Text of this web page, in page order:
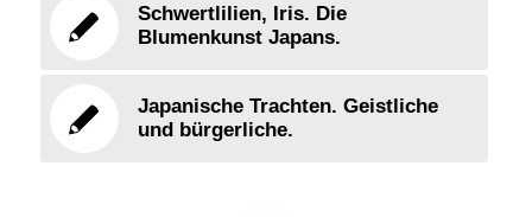
Schwertlilien, Iris. Die
Blumenkunst Japans.
Japanische Trachten. Geistliche
und bürgerliche.